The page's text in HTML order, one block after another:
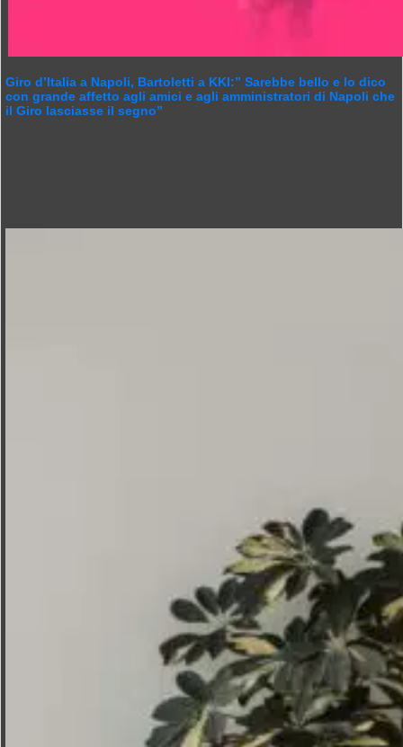
Giro d’Italia a Napoli, Bartoletti a KKI:” Sarebbe bello e lo dico
con grande affetto agli amici e agli amministratori di Napoli che
il Giro lasciasse il segno”